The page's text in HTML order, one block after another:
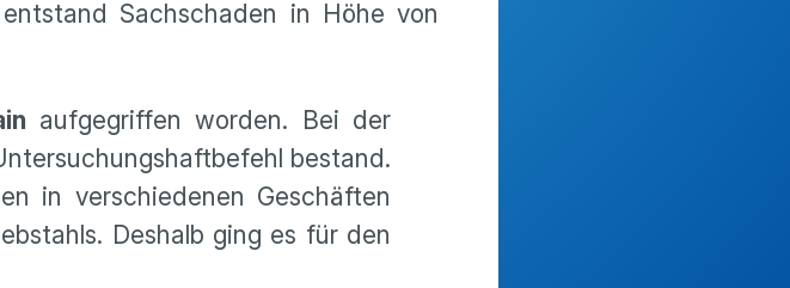
Sachschaden in Höhe von
aufgegriffen worden. Bei der
bestand.
in verschiedenen Geschäften
Deshalb ging es für den